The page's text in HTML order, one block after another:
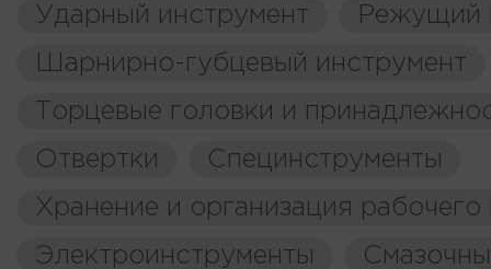
Ударный инструмент
Режущий
Шарнирно-губцевый инструмент
Торцевые головки и
Отвертки
Специнструменты
Хранение и организация рабочего
Электроинструменты